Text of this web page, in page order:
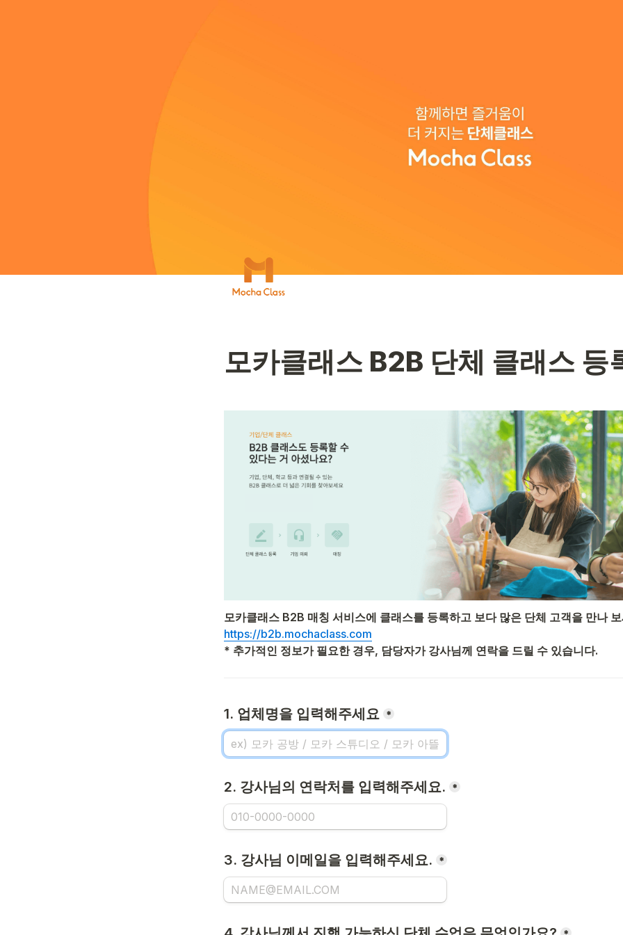
모카클래스 B2B 매칭 서비스에 클래스를 등록하고 보다 많은 단체 고객을 만나
https://b2b.mochaclass.com
* 추가적인 정보가 필요한 경우, 담당자가 강사님께 연락을 드릴 수 있습니다.
1. 업체명을 입력해주세요 *
2. 강사님의 연락처를 입력해주세요. *
3. 강사님 이메일을 입력해주세요. *